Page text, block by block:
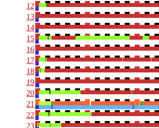
12
13
14
15
16
17
18
19
20
21
22
23